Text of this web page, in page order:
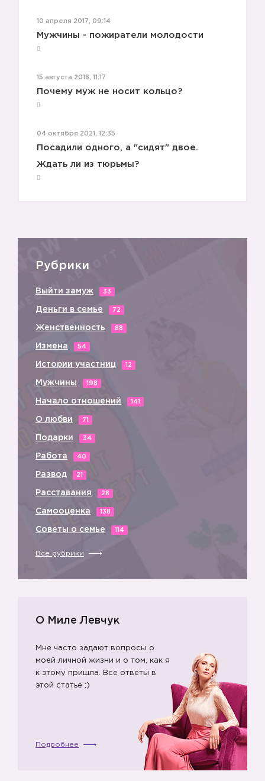
▪️
10 апреля 2017, 09:14
Мужчины - пожиратели молодости
15 августа 2018, 11:17
Почему муж не носит кольцо?
04 октября 2021, 12:35
Посадили одного, а "сидят" двое.
Ждать ли из тюрьмы?
Рубрики
Выйти замуж 33
Деньги в семье 72
Женственность 88
Измена 54
Истории участниц 12
Мужчины 198
Начало отношений 141
О любви 71
Подарки 34
Работа 40
Развод 21
Расставания 28
Самооценка 138
Советы о семье 114
Все рубрики
О Миле Левчук
Мне часто задают вопросы о
моей личной жизни и о том, как я
к этому пришла. Все ответы в
этой статье ;)
Подробнее